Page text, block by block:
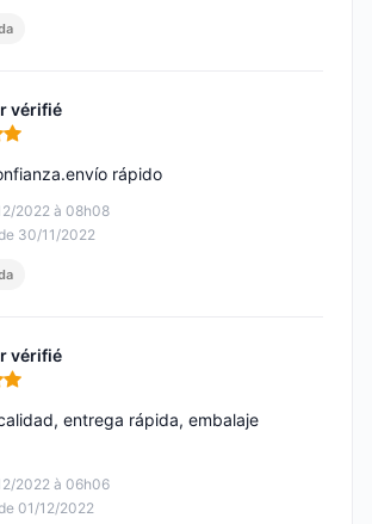
vérifié
5
2022 à 08h08
30/11/2022
rápido
vérifié
5
2022 à 06h06
01/12/2022
entrega rápida, embalaje